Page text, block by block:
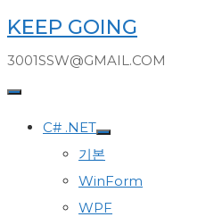
Skip
KEEP GOING
3001SSW@GMAIL.COM
C# .NET
기본
WinForm
WPF